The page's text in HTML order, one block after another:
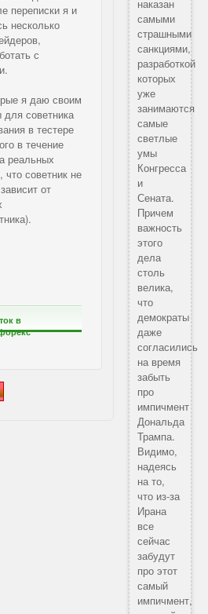
переписки я и
несколько
с
я даю своим
советника
в тестере
в течение
реальных
что советник не
от
в
наказан
самыми
страшными
санкциями,
разработкой
которых
уже
занимаются
самые
светлые
умы
Конгресса
и
Сената.
Причем
важность
этого
дела
столь
велика,
что
демократы
даже
согласились
на время
забыть
про
импичмент
Дональда
Трампа.
Видимо,
надеясь
на то,
что из-за
Ирана
все
сейчас
забудут
про этот
самый
импичмент,